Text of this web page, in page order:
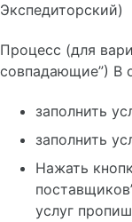
Создание пользователя
Групповые роли
Технические требования
Контур.Диадок
1С: Бухгалтерия 3.0
Экспедиторский)
Процесс (для
совпадающие”) В
заполнить
заполнить
Нажать
услуг